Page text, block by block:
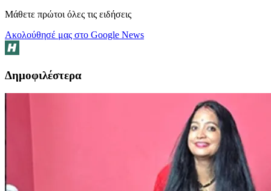
Μάθετε πρώτοι όλες τις ειδήσεις
Ακολούθησέ μας στο Google News
Δημοφιλέστερα